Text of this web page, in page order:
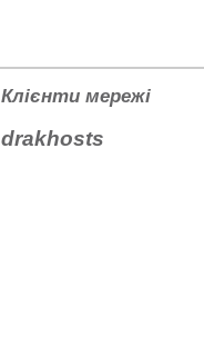
Клієнти мережі
drakhosts